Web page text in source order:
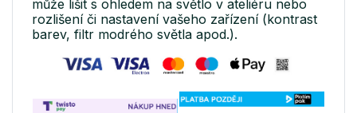
může lišit s ohledem na světlo v ateliéru nebo
rozlišení či nastavení vašeho zařízení (kontrast
barev, filtr modrého světla apod.).